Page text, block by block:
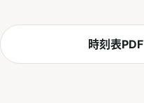
時刻表PDF